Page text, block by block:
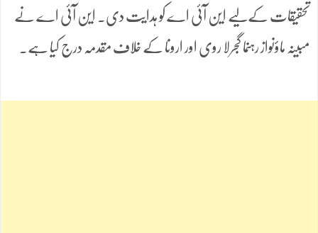
تحقیقات کےلیے این آئی اے کو ہدایت دی۔ این آئی اے نے
مبینہ ماؤنواز رہنما گجرلا روی اور ارونا کے خلاف مقدمہ درج کیا ہے۔